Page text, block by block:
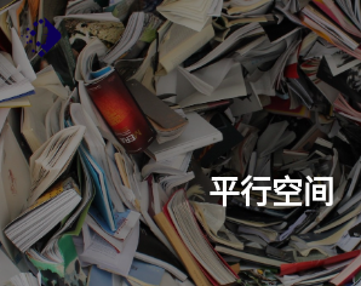
平行空间